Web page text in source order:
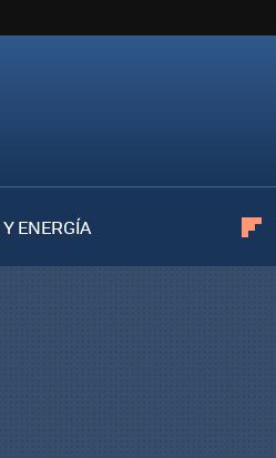
ENERGÍA